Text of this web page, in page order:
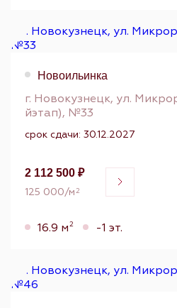
Новоильинка
г. Новокузнецк, ул.
йэтап), №33
срок сдачи: 30.12.2027
2 112 500 ₽
125 000/м2
16.9 м2 -1 эт.